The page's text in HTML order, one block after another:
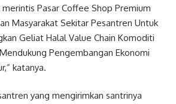
Pasar Coffee Shop Premium
Masyarakat Sekitar Pesantren Untuk
Geliat Halal Value Chain Komoditi
Pengembangan Ekonomi
katanya.
yang mengirimkan santrinya